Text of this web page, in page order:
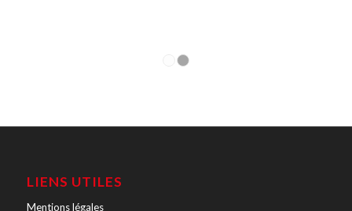
LIENS UTILES
Mentions légales